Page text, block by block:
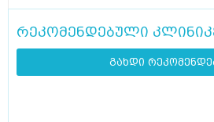
რეკომენდებული
გახდი